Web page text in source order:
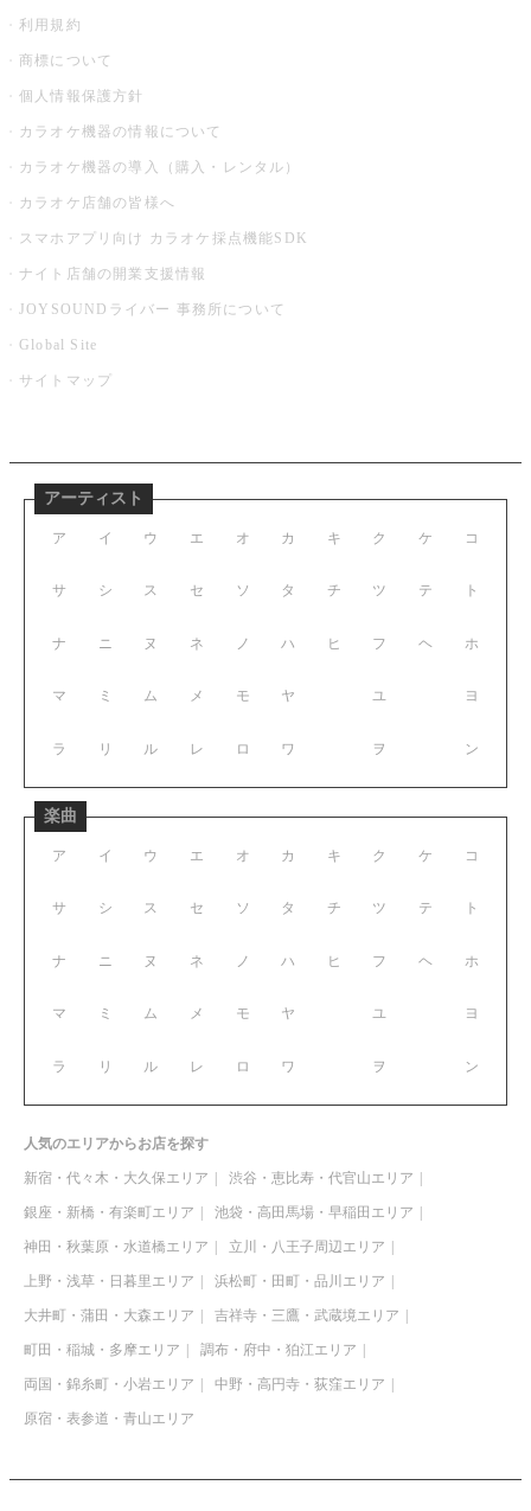
利用規約
商標について
個人情報保護方針
カラオケ機器の情報について
カラオケ機器の導入（購入・レンタル）
カラオケ店舗の皆様へ
スマホアプリ向け カラオケ採点機能SDK
ナイト店舗の開業支援情報
JOYSOUNDライバー 事務所について
Global Site
サイトマップ
アーティスト
ア イ ウ エ オ
サ シ ス セ ソ
ナ ニ ヌ ネ ノ
マ ミ ム メ モ
ラ リ ル レ ロ
カ キ ク ケ コ
タ チ ツ テ ト
ハ ヒ フ ヘ ホ
ヤ ユ ヨ
ワ ヲ ン
楽曲
ア イ ウ エ オ
サ シ ス セ ソ
ナ ニ ヌ ネ ノ
マ ミ ム メ モ
ラ リ ル レ ロ
カ キ ク ケ コ
タ チ ツ テ ト
ハ ヒ フ ヘ ホ
ヤ ユ ヨ
ワ ヲ ン
人気のエリアからお店を探す
新宿・代々木・大久保エリア 渋谷・恵比寿・代官山エリア
銀座・新橋・有楽町エリア 池袋・高田馬場・早稲田エリア
神田・秋葉原・水道橋エリア 立川・八王子周辺エリア
上野・浅草・日暮里エリア 浜松町・田町・品川エリア
大井町・蒲田・大森エリア 吉祥寺・三鷹・武蔵境エリア
町田・稲城・多摩エリア 調布・府中・狛江エリア
両国・錦糸町・小岩エリア 中野・高円寺・荻窪エリア
原宿・表参道・青山エリア